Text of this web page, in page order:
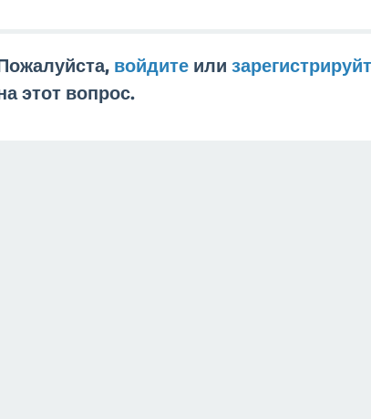
войдите или
этот вопрос.